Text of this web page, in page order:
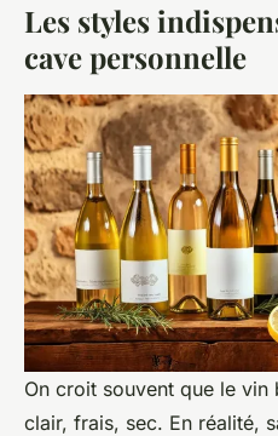
Les styles
cave personnelle
On croit souvent que le vin
clair, frais, sec. En réalité,